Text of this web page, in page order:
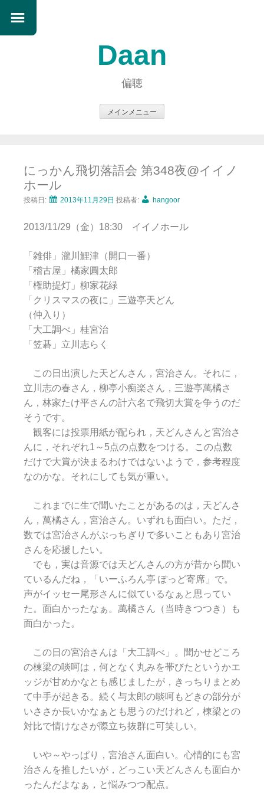
Daan
偏聴
メインメニュー
ン
ツ
へ
キ
プ
にっかん飛切落語会 第348夜@イイノ
ホール
投稿日: 2013年11月29日 投稿者: hangoor
2013/11/29（金）18:30 イイノホール
「雑俳」瀧川鯉津（開口一番）
「稽古屋」橘家圓太郎
「権助提灯」柳家花緑
「クリスマスの夜に」三遊亭天どん
（仲入り）
「大工調べ」桂宮治
「笠碁」立川志らく
この日出演した天どんさん，宮治さん。それに，
立川志の春さん，柳亭小痴楽さん，三遊亭萬橘さ
ん，林家たけ平さんの計六名で飛切大賞を争うのだ
そうです。
観客には投票用紙が配られ，天どんさんと宮治さ
んに，それぞれ1～5点の点数をつける。この点数
だけで大賞が決まるわけではないようで，参考程度
なのかな。それにしても気が重い。
これまでに生で聞いたことがあるのは，天どんさ
ん，萬橘さん，宮治さん。いずれも面白い。ただ，
数では宮治さんがぶっちぎりで多いこともあり宮治
さんを応援したい。
でも，実は音源では天どんさんの方が昔から聞い
ているんだね，「いーふろん亭 ぽっど寄席」で。
声がイッセー尾形さんに似ているなぁと思ってい
た。面白かったなぁ。萬橘さん（当時きつつき）も
面白かった。
この日の宮治さんは「大工調べ」。聞かせどころ
の棟梁の啖呵は，何となく丸みを帯びたというかエ
ッジが甘めかなとも感じましたが，きっちりまとめ
て中手が起きる。続く与太郎の啖呵もどきの部分が
いささか長いかなぁとも思うのだけれど，棟梁との
対比で情けなさが際立ち抜群に可笑しい。
いや～やっぱり，宮治さん面白い。心情的にも宮
治さんを推したいが，どっこい天どんさんも面白か
ったんだよなぁ，と悩みつつ配点。